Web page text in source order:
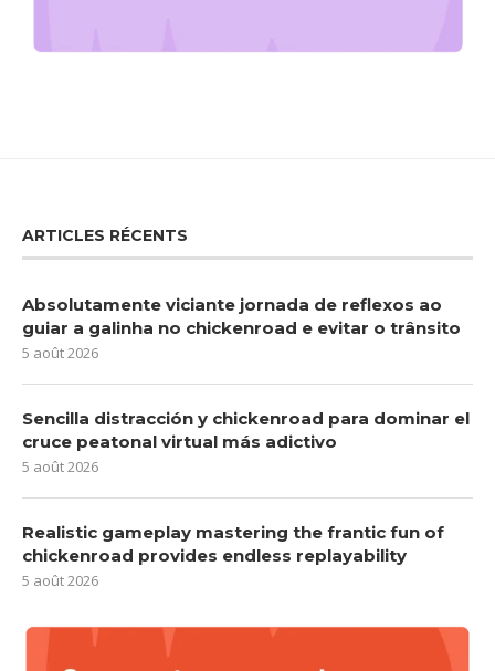
ARTICLES RÉCENTS
Absolutamente viciante jornada de reflexos ao
guiar a galinha no chickenroad e evitar o trânsito
5 août 2026
Sencilla distracción y chickenroad para dominar el
cruce peatonal virtual más adictivo
5 août 2026
Realistic gameplay mastering the frantic fun of
chickenroad provides endless replayability
5 août 2026